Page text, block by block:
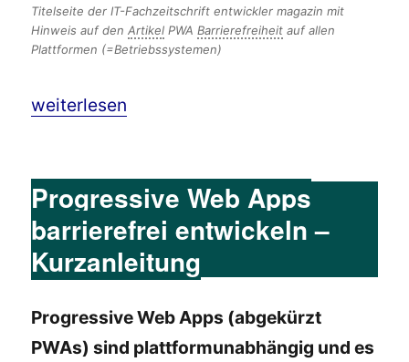
Titelseite der IT-Fachzeitschrift entwickler magazin mit
Hinweis auf denArtikel PWABarrierefreiheit auf allen
Plattformen (=Betriebssystemen)
„Barrierefreie Appentwicklung als
weiterlesen
Progressive Web Apps
barrierefrei entwickeln –
Kurzanleitung
Progressive Web Apps (abgekürzt
PWAs) sind plattformunabhängig und es